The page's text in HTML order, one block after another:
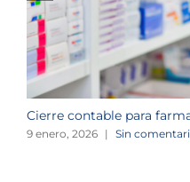
Cierre contable para
9 enero, 2026 | Sin